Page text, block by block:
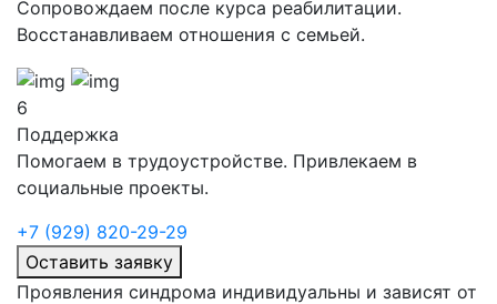
Сопровождаем после курса реабилитации.
Восстанавливаем отношения с семьей.
6
Поддержка
Помогаем в трудоустройстве. Привлекаем в
социальные проекты.
+7 (929) 820-29-29
Оставить заявку
Проявления синдрома индивидуальны и зависят от